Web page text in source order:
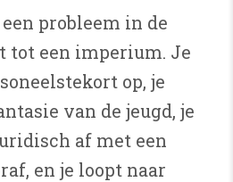
probleem in de
tot een imperium. Je
op, je
van de jeugd, je
af met een
en je loopt naar